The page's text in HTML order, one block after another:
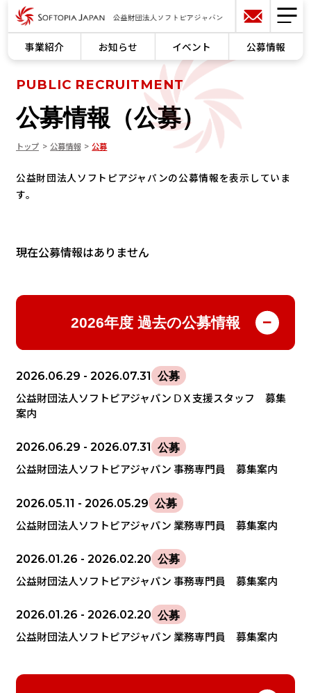
事業紹介 お知らせ イベント 公募情報
PUBLIC RECRUITMENT
公募情報（公募）
トップ 公募情報 公募
公益財団法人ソフトピアジャパンの公募情報を表示していま
す。
現在公募情報はありません
2026年度 過去の公募情報
2026.06.29 - 2026.07.31 公募
公益財団法人ソフトピアジャパン ⅮＸ支援スタッフ 募集
案内
2026.06.29 - 2026.07.31 公募
公益財団法人ソフトピアジャパン 事務専門員 募集案内
2026.05.11 - 2026.05.29 公募
公益財団法人ソフトピアジャパン 業務専門員 募集案内
2026.01.26 - 2026.02.20 公募
公益財団法人ソフトピアジャパン 事務専門員 募集案内
2026.01.26 - 2026.02.20 公募
公益財団法人ソフトピアジャパン 業務専門員 募集案内